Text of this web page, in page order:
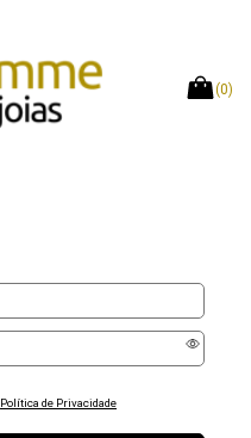
(0)
Política de Privacidade